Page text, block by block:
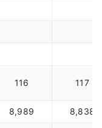
116 117
8,989 8,838